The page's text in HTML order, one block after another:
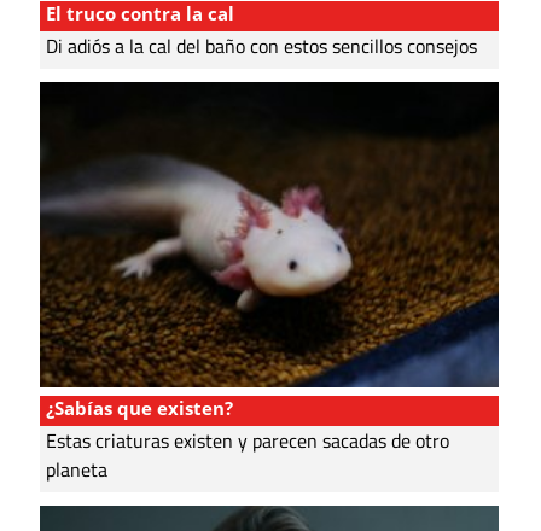
El truco contra la cal
Di adiós a la cal del baño con estos sencillos consejos
¿Sabías que existen?
Estas criaturas existen y parecen sacadas de otro
planeta